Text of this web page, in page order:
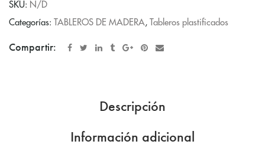
SKU: N/D
Categorías:
TABLEROS DE MADERA, Tableros plastificados
Compartir:
Descripción
Información adicional